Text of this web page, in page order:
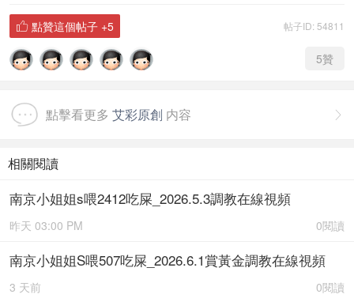
帖子ID: 54811
 點贊這個帖子 +5
5贊

點擊看更多 艾彩原創 内容
相關閱讀
南京小姐姐s喂2412吃屎_2026.5.3調教在線視頻
0閱讀
昨天 03:00 PM
南京小姐姐S喂507吃屎_2026.6.1賞黃金調教在線視頻
0閱讀
3 天前